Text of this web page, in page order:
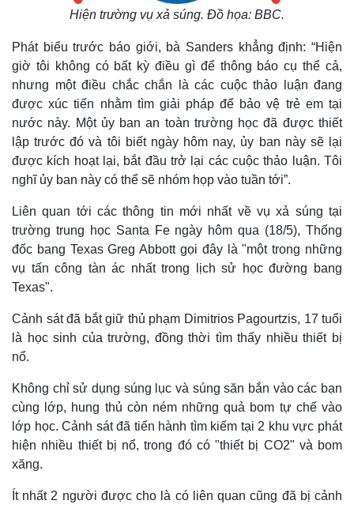
Hiện trường vụ xả súng. Đồ họa: BBC.
Phát biểu trước báo giới, bà Sanders khẳng định: “Hiện
giờ tôi không có bất kỳ điều gì để thông báo cụ thể cả,
nhưng một điều chắc chắn là các cuộc thảo luận đang
được xúc tiến nhằm tìm giải pháp để bảo vệ trẻ em tại
nước này. Một ủy ban an toàn trường học đã được thiết
lập trước đó và tôi biết ngày hôm nay, ủy ban này sẽ lại
được kích hoạt lại, bắt đầu trở lại các cuộc thảo luận. Tôi
nghĩ ủy ban này có thể sẽ nhóm họp vào tuần tới”.
Liên quan tới các thông tin mới nhất về vụ xả súng tại
trường trung học Santa Fe ngày hôm qua (18/5), Thống
đốc bang Texas Greg Abbott gọi đây là "một trong những
vụ tấn công tàn ác nhất trong lịch sử học đường bang
Texas".
Cảnh sát đã bắt giữ thủ phạm Dimitrios Pagourtzis, 17 tuổi
là học sinh của trường, đồng thời tìm thấy nhiều thiết bị
nổ.
Không chỉ sử dụng súng lục và súng săn bắn vào các bạn
cùng lớp, hung thủ còn ném những quả bom tự chế vào
lớp học. Cảnh sát đã tiến hành tìm kiếm tại 2 khu vực phát
hiện nhiều thiết bị nổ, trong đó có "thiết bị CO2" và bom
xăng.
Ít nhất 2 người được cho là có liên quan cũng đã bị cảnh